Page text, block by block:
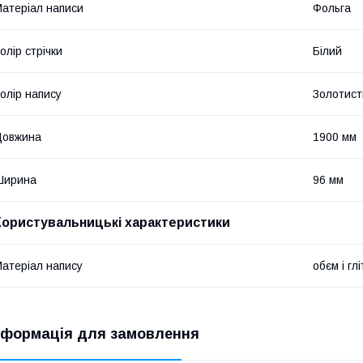
написи Фольга
стрічки Білий
напису
1900 мм
96 мм
характеристики
напису обєм і
для замовлення